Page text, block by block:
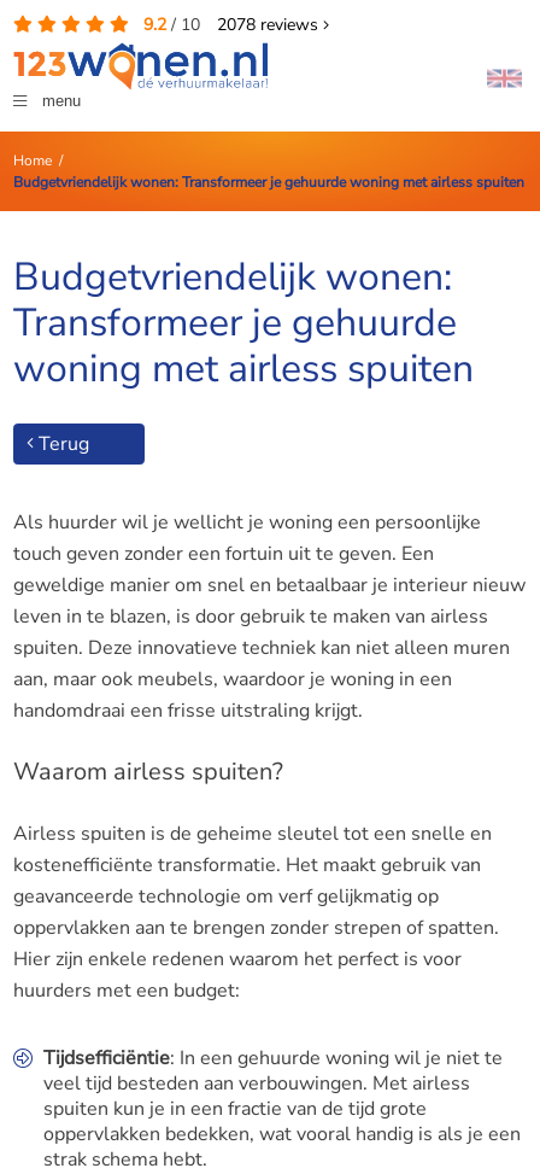
9.2/ 10 2078reviews
menu
Home/
Budgetvriendelijk wonen: Transformeer je gehuurde woning met airless spuiten
Budgetvriendelijk wonen:
Transformeer je gehuurde
woning met airless spuiten
Terug
Als huurder wil je wellicht je woning een persoonlijke
touch geven zonder een fortuin uit te geven. Een
geweldige manier om snel en betaalbaar je interieur nieuw
leven in te blazen, is door gebruik te maken van airless
spuiten. Deze innovatieve techniek kan niet alleen muren
aan, maar ook meubels, waardoor je woning in een
handomdraai een frisse uitstraling krijgt.
Waarom airless spuiten?
Airless spuiten is de geheime sleutel tot een snelle en
kostenefficiënte transformatie. Het maakt gebruik van
geavanceerde technologie om verf gelijkmatig op
oppervlakken aan te brengen zonder strepen of spatten.
Hier zijn enkele redenen waarom het perfect is voor
huurders met een budget:
Tijdsefficiëntie: In een gehuurde woning wil je niet te
veel tijd besteden aan verbouwingen. Met airless
spuiten kun je in een fractie van de tijd grote
oppervlakken bedekken, wat vooral handig is als je een
strak schema hebt.